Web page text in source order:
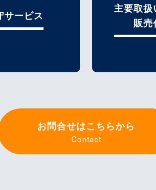
サービス
主要取扱
販売
お問合せはこちらから
Contact